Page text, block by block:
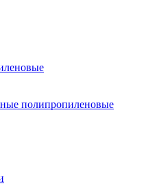
полипропиленовые